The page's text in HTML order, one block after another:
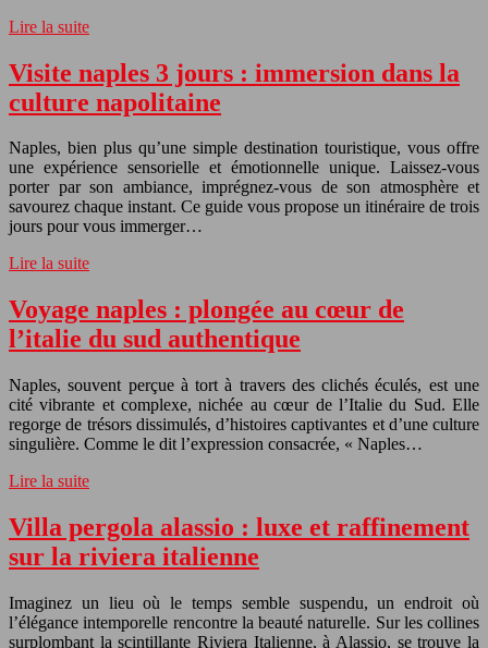
Lire la suite
Visite naples 3 jours : immersion dans la
culture napolitaine
Naples, bien plus qu’une simple destination touristique, vous offre
une expérience sensorielle et émotionnelle unique. Laissez-vous
porter par son ambiance, imprégnez-vous de son atmosphère et
savourez chaque instant. Ce guide vous propose un itinéraire de trois
jours pour vous immerger…
Lire la suite
Voyage naples : plongée au cœur de
l’italie du sud authentique
Naples, souvent perçue à tort à travers des clichés éculés, est une
cité vibrante et complexe, nichée au cœur de l’Italie du Sud. Elle
regorge de trésors dissimulés, d’histoires captivantes et d’une culture
singulière. Comme le dit l’expression consacrée, « Naples…
Lire la suite
Villa pergola alassio : luxe et raffinement
sur la riviera italienne
Imaginez un lieu où le temps semble suspendu, un endroit où
l’élégance intemporelle rencontre la beauté naturelle. Sur les collines
surplombant la scintillante Riviera Italienne, à Alassio, se trouve la